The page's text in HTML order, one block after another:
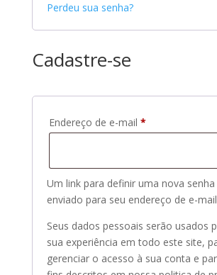
Perdeu sua senha?
Cadastre-se
Endereço de e-mail *Obrigatório
Um link para definir uma nova senha
enviado para seu endereço de e-
Seus dados pessoais serão usados
sua experiência em todo este site,
gerenciar o acesso à sua conta e